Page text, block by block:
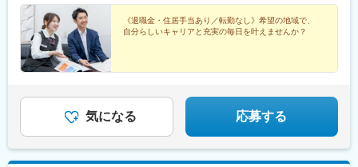
煙スペースあり）
山口駅(山口県)、柳井駅、徳山駅、防府駅、岩国駅、琴芝駅、下関
駅、徳島駅、阿南駅、阿波池田駅、穴吹駅、鳴門駅、吉成駅、片
原町駅(香川県)、丸亀駅、観音寺駅(香川県)、長尾駅(香川県)、善
通寺駅、円座駅、松山市駅、宇和島駅、伊予大洲駅、今治駅、伊
予横田駅、山西駅、伊予三島駅、新居浜駅、久米駅、高知駅、後
出雲市駅、田町駅(岡山県)、倉敷市駅、弥生駅、県病院前駅、中電
前駅、下祇園駅、山頂駅(千光寺山)、鵜飼駅(広島県)、東新川駅(山
口県)、阿波富田駅、高松築港駅、市役所前駅(愛媛県)、三津駅、
高知駅前駅、後免中町駅、東新木駅、県庁通り駅、常盤駅(岡山
県)、宇品三丁目駅、鷹野橋駅、尾道駅、高松駅(香川県)、高知橋
《退職金・住居手当あり／転勤なし》希望の地域で、
自分らしいキャリアと充実の毎日を叶えませんか？
気になる 応募する